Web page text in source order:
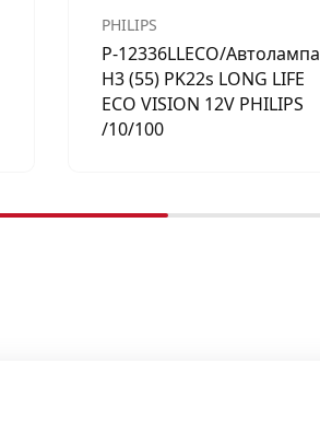
PHILIPS
P-12336LLECO/Автолампа
H3 (55) PK22s LONG LIFE
ECO VISION 12V PHILIPS
/10/100